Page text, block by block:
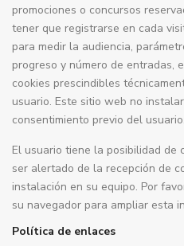
promociones o concursos
tener que registrarse en cada
para medir la audiencia,
progreso y número de entradas,
cookies prescindibles
usuario. Este sitio web no
consentimiento previo del usuario.
El usuario tiene la posibilidad de
ser alertado de la recepción de
instalación en su equipo. Por
su navegador para ampliar esta
Política de enlaces